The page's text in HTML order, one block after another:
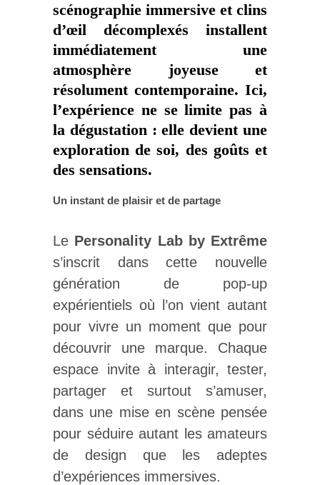
scénographie immersive et clins
d’œil décomplexés installent
immédiatement une
atmosphère joyeuse et
résolument contemporaine. Ici,
l’expérience ne se limite pas à
la dégustation : elle devient une
exploration de soi, des goûts et
des sensations.
Un instant de plaisir et de partage
Le Personality Lab by Extrême
s’inscrit dans cette nouvelle
génération de pop-up
expérientiels où l’on vient autant
pour vivre un moment que pour
découvrir une marque. Chaque
espace invite à interagir, tester,
partager et surtout s’amuser,
dans une mise en scène pensée
pour séduire autant les amateurs
de design que les adeptes
d’expériences immersives.